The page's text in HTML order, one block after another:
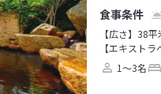
【広さ】38平
【エキスト
1～3名